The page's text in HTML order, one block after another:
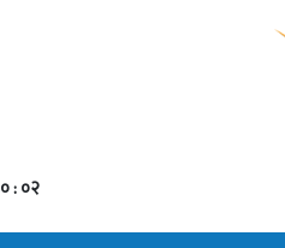
: ०३